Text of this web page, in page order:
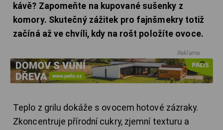
kávě? Zapomeňte na kupované sušenky z
komory. Skutečný zážitek pro fajnšmekry totiž
začíná až ve chvíli, kdy na rošt položíte ovoce.
Reklama
Teplo z grilu dokáže s ovocem hotové zázraky.
Zkoncentruje přírodní cukry, zjemní texturu a